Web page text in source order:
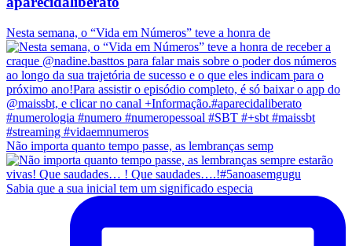
Nesta semana, o “Vida em Números” teve a honra de
Não importa quanto tempo passe, as lembranças semp
Sabia que a sua inicial tem um significado especia